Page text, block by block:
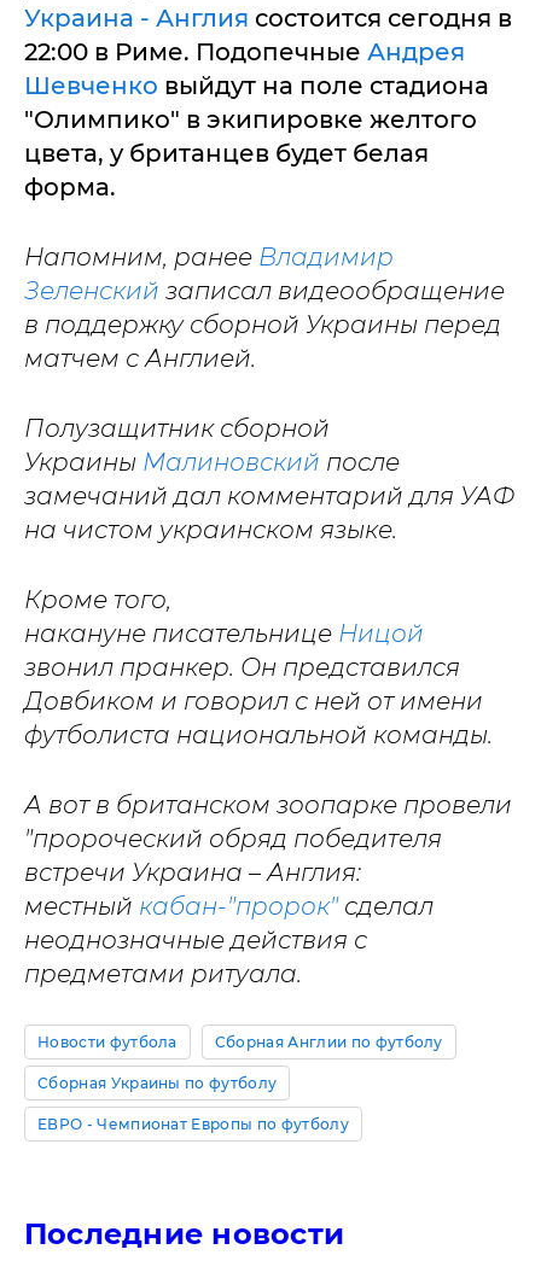
Украина - Англия состоится сегодня в
22:00 в Риме. Подопечные Андрея
Шевченко выйдут на поле стадиона
"Олимпико" в экипировке желтого
цвета, у британцев будет белая
форма.
Напомним, ранее Владимир
Зеленский записал видеообращение
в поддержку сборной Украины перед
матчем с Англией.
Полузащитник сборной
Украины Малиновский после
замечаний дал комментарий для УАФ
на чистом украинском языке.
Кроме того,
накануне писательнице Ницой
звонил пранкер. Он представился
Довбиком и говорил с ней от имени
футболиста национальной команды.
А вот в британском зоопарке провели
"пророческий обряд победителя
встречи Украина – Англия:
местный кабан-"пророк"сделал
неоднозначные действия с
предметами ритуала.
Новости футбола Сборная Англии по футболу
Сборная Украины по футболу
ЕВРО - Чемпионат Европы по футболу
Последние новости